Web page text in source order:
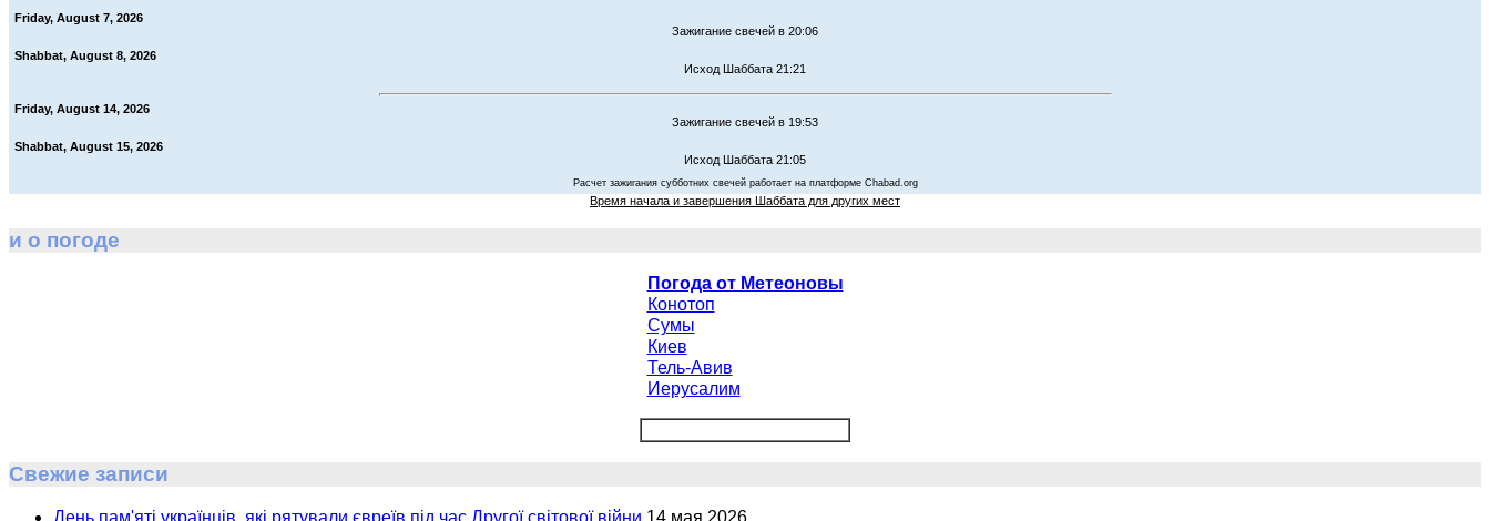
Friday, August 7, 2026
Зажигание свечей в 20:06
Shabbat, August 8, 2026
Исход Шаббата 21:21
Friday, August 14, 2026
Зажигание свечей в 19:53
Shabbat, August 15, 2026
Исход Шаббата 21:05
Расчет зажигания субботних свечей работает на платформе Chabad.org
Время начала и завершения Шаббата для других мест
и о погоде
Погода от Метеоновы
Конотоп
Сумы
Киев
Тель-Авив
Иерусалим
Свежие записи
День пам'яті українців, які рятували євреїв під час Другої світової війни 14 мая 2026